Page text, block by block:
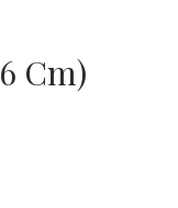
Cm)